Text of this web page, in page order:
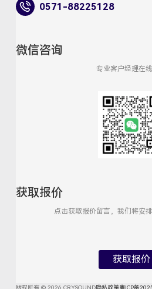
0571-88225128
微信咨询
专业客户经理在
获取报价
点击获取报价留言，我们将安
获取报价
版权所有 © 2026 CRYSOUND隐私政策粤ICP备